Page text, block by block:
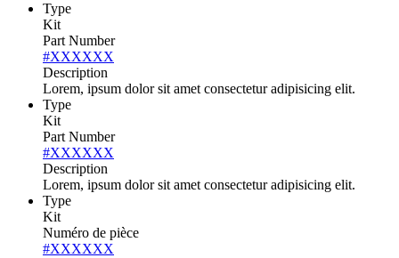
Type
Kit
Part Number
#XXXXXX
Description
Lorem, ipsum dolor sit amet consectetur adipisicing elit.
Type
Kit
Part Number
#XXXXXX
Description
Lorem, ipsum dolor sit amet consectetur adipisicing elit.
Type
Kit
Numéro de pièce
#XXXXXX